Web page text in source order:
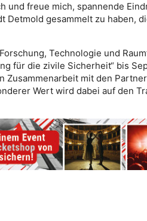
und freue mich, spannende
Detmold gesammelt zu haben,
Technologie und
für die zivile Sicherheit“ bis
Zusammenarbeit mit den
Wert wird dabei auf den